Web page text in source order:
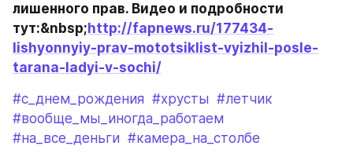
лишенного прав. Видео и подробности
тут:&nbsp; http://fapnews.ru/177434-
lishyonnyiy-prav-mototsiklist-vyizhil-posle-
tarana-ladyi-v-sochi/
#с_днем_рождения #хрусты #летчик
#вообще_мы_иногда_работаем
#на_все_деньги #камера_на_столбе